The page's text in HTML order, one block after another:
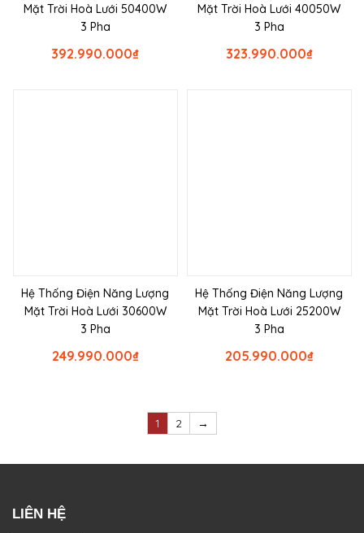
Mặt Trời Hoà Lưới 50400W
3 Pha
₫
392.990.000
Mặt Trời Hoà Lưới 40050W
3 Pha
₫
323.990.000
Hệ Thống Điện Năng Lượng
Mặt Trời Hoà Lưới 30600W
3 Pha
₫
249.990.000
Hệ Thống Điện Năng Lượng
Mặt Trời Hoà Lưới 25200W
3 Pha
₫
205.990.000
1 2 →
LIÊN HỆ